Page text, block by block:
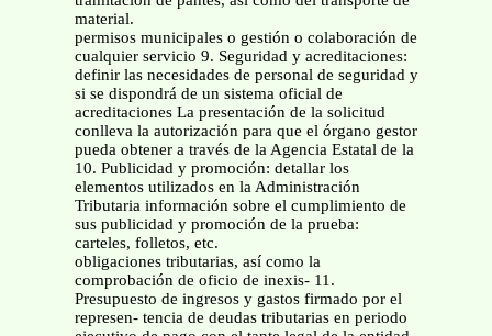
material.
permisos municipales o gestión o colaboración de
cualquier servicio 9. Seguridad y acreditaciones:
definir las necesidades de personal de seguridad y
si se dispondrá de un sistema oficial de
acreditaciones La presentación de la solicitud
conlleva la autorización para que el órgano gestor
pueda obtener a través de la Agencia Estatal de la
10. Publicidad y promoción: detallar los
elementos utilizados en la Administración
Tributaria información sobre el cumplimiento de
sus publicidad y promoción de la prueba:
carteles, folletos, etc.
obligaciones tributarias, así como la
comprobación de oficio de inexis- 11.
Presupuesto de ingresos y gastos firmado por el
represen- tencia de deudas tributarias en periodo